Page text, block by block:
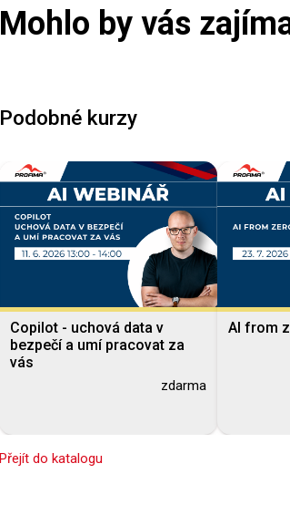
Mohlo by vás
Podobné kurzy
Copilot - uchová data v
bezpečí a umí pracovat za
vás
zdarma
AI from
Přejít do katalogu